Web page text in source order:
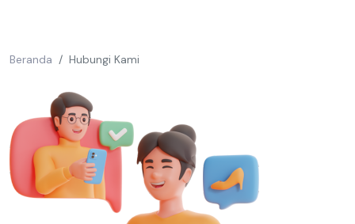
Beranda Hubungi Kami